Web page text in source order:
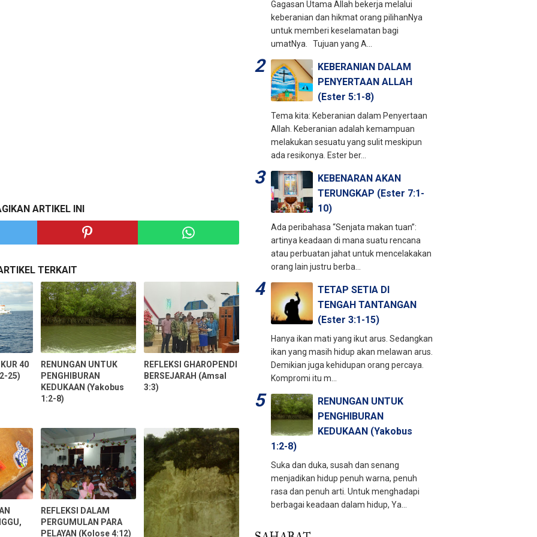
ARTIKEL INI
TERKAIT
40
25)
RENUNGAN UNTUK
PENGHIBURAN
KEDUKAAN (Yakobus
1:2-8)
REFLEKSI GHAROPENDI
BERSEJARAH (Amsal
3:3)
REFLEKSI DALAM
PERGUMULAN PARA
PELAYAN (Kolose 4:12)
Gagasan Utama Allah bekerja melalui
keberanian dan hikmat orang pilihanNya
untuk memberi keselamatan bagi
umatNya. Tujuan yang A...
KEBERANIAN DALAM
PENYERTAAN ALLAH
(Ester 5:1-8)
Tema kita: Keberanian dalam Penyertaan
Allah. Keberanian adalah kemampuan
melakukan sesuatu yang sulit meskipun
ada resikonya. Ester ber...
KEBENARAN AKAN
TERUNGKAP (Ester 7:1-
10)
Ada peribahasa “Senjata makan tuan”:
artinya keadaan di mana suatu rencana
atau perbuatan jahat untuk mencelakakan
orang lain justru berba...
TETAP SETIA DI
TENGAH TANTANGAN
(Ester 3:1-15)
Hanya ikan mati yang ikut arus. Sedangkan
ikan yang masih hidup akan melawan arus.
Demikian juga kehidupan orang percaya.
Kompromi itu m...
RENUNGAN UNTUK
PENGHIBURAN
KEDUKAAN (Yakobus
1:2-8)
Suka dan duka, susah dan senang
menjadikan hidup penuh warna, penuh
rasa dan penuh arti. Untuk menghadapi
berbagai keadaan dalam hidup, Ya...